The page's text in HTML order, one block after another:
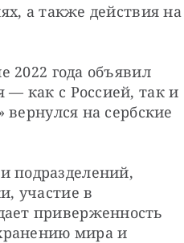
а также действия на
2022 года объявил
как с Россией, так и
на сербские
подразделений,
участие в
приверженность
мира и